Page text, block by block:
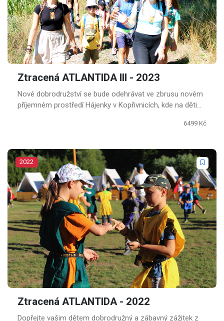
Ztracená ATLANTIDA III - 2023
Nové dobrodružství se bude odehrávat ve zbrusu novém
příjemném prostředí Hájenky v Kopřivnicích, kde na děti
6499 Kč
2022
Ztracená ATLANTIDA - 2022
Dopřejte vašim dětem dobrodružný a zábavný zážitek z